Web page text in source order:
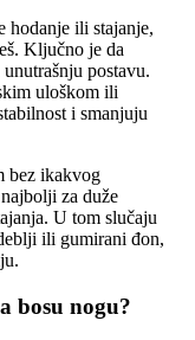
hodanje ili stajanje,
Ključno je da
postavu.
uloškom ili
i smanjuju
bez ikakvog
za duže
U tom slučaju
ili gumirani đon,
bosu nogu?